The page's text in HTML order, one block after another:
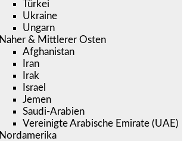
Türkei
Ukraine
Ungarn
Naher & Mittlerer Osten
Afghanistan
Iran
Irak
Israel
Jemen
Saudi-Arabien
Vereinigte Arabische Emirate (UAE)
Nordamerika